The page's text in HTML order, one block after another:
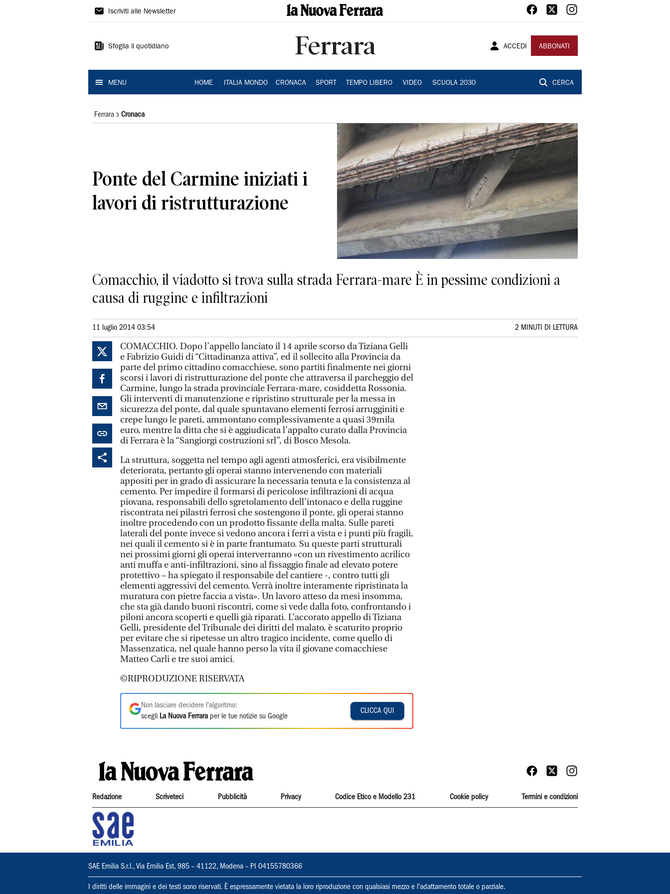
La
Ferrara
Iscriviti alle Newsletter
Sfoglia il quotidiano Ferrara ACCEDI ABBONATI
MENU HOME ITALIA MONDO CRONACA SPORT TEMPO LIBERO VIDEO SCUOLA 2030 CERCA
Ferrara Cronaca
Ponte del Carmine iniziati i
lavori di ristrutturazione
Comacchio, il viadotto si trova sulla strada Ferrara-mare È in pessime condizioni a
causa di ruggine e infiltrazioni
11 luglio 2014 03:54 2 MINUTI DI LETTURA
COMACCHIO. Dopo l’appello lanciato il 14 aprile scorso da Tiziana Gelli
e Fabrizio Guidi di “Cittadinanza attiva”, ed il sollecito alla Provincia da
parte del primo cittadino comacchiese, sono partiti finalmente nei giorni
scorsi i lavori di ristrutturazione del ponte che attraversa il parcheggio del
Carmine, lungo la strada provinciale Ferrara-mare, cosiddetta Rossonia.
Gli interventi di manutenzione e ripristino strutturale per la messa in
sicurezza del ponte, dal quale spuntavano elementi ferrosi arrugginiti e
crepe lungo le pareti, ammontano complessivamente a quasi 39mila
euro, mentre la ditta che si è aggiudicata l’appalto curato dalla Provincia
di Ferrara è la “Sangiorgi costruzioni srl”, di Bosco Mesola.
La struttura, soggetta nel tempo agli agenti atmosferici, era visibilmente
deteriorata, pertanto gli operai stanno intervenendo con materiali
appositi per in grado di assicurare la necessaria tenuta e la consistenza al
cemento. Per impedire il formarsi di pericolose infiltrazioni di acqua
piovana, responsabili dello sgretolamento dell’intonaco e della ruggine
riscontrata nei pilastri ferrosi che sostengono il ponte, gli operai stanno
inoltre procedendo con un prodotto fissante della malta. Sulle pareti
laterali del ponte invece si vedono ancora i ferri a vista e i punti più fragili,
nei quali il cemento si è in parte frantumato. Su queste parti strutturali
nei prossimi giorni gli operai interverranno «con un rivestimento acrilico
anti muffa e anti-infiltrazioni, sino al fissaggio finale ad elevato potere
protettivo – ha spiegato il responsabile del cantiere -, contro tutti gli
elementi aggressivi del cemento. Verrà inoltre interamente ripristinata la
muratura con pietre faccia a vista». Un lavoro atteso da mesi insomma,
che sta già dando buoni riscontri, come si vede dalla foto, confrontando i
piloni ancora scoperti e quelli già riparati. L’accorato appello di Tiziana
Gelli, presidente del Tribunale dei diritti del malato, è scaturito proprio
per evitare che si ripetesse un altro tragico incidente, come quello di
Massenzatica, nel quale hanno perso la vita il giovane comacchiese
Matteo Carli e tre suoi amici.
©RIPRODUZIONE RISERVATA
Non lasciare decidere l'algoritmo:
scegli La Nuova Ferrara per le tue notizie su Google
CLICCA QUI
Redazione Scriveteci Pubblicità Privacy Codice Etico e Modello 231 Cookie policy Termini e condizioni
SAE Emilia S.r.l., Via Emilia Est, 985 – 41122, Modena – PI 04155780366
I diritti delle immagini e dei testi sono riservati. È espressamente vietata la loro riproduzione con qualsiasi mezzo e l'adattamento totale o parziale.